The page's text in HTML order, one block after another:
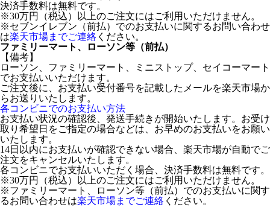
決済手数料は無料です。
※30万円（税込）以上のご注文にはご利用いただけません。
※セブンイレブン（前払）でのお支払いに関するお問い合わせ
は楽天市場までご連絡 ください。
ファミリーマート、ローソン等（前払）
【備考】
ローソン、ファミリーマート、ミニストップ、セイコーマート
でお支払いいただけます。
ご注文後に、お支払い受付番号を記載したメールを楽天市場か
らお送りいたします。
各コンビニでのお支払い方法
お支払い状況の確認後、発送手続きが開始いたします。お受け
取り希望日をご指定の場合などは、お早めのお支払いをお願い
いたします。
14日以内にお支払いが確認できない場合、楽天市場が自動でご
注文をキャンセルいたします。
各コンビニでお支払いいただく場合、決済手数料は無料です。
※30万円（税込）以上のご注文にはご利用いただけません。
※ファミリーマート、ローソン等（前払）でのお支払いに関す
るお問い合わせは楽天市場までご連絡 ください。